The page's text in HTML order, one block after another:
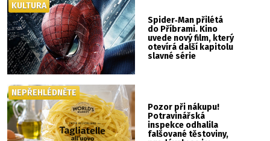
Spider‑Man přilétá
do Příbrami. Kino
uvede nový film, který
otevírá další kapitolu
slavné série
KULTURA
Pozor při nákupu!
Potravinářská
inspekce odhalila
falšované těstoviny,
NEPŘEHLÉDNĚTE